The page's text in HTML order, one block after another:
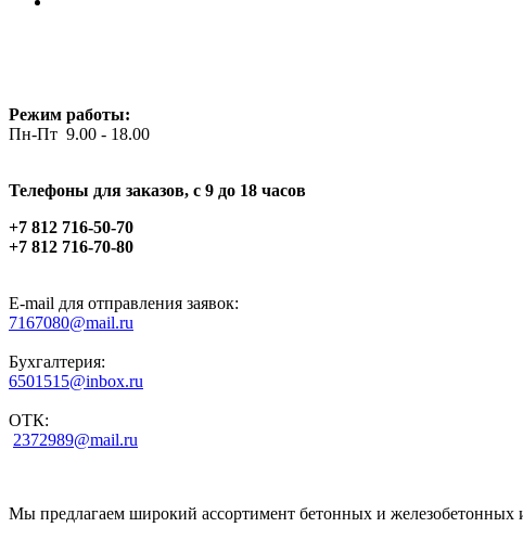
Режим работы:
Пн-Пт 9.00 - 18.00
Телефоны для заказов, c 9 до 18 часов
+7 812 716-50-70
+7 812 716-70-80
E-mail для отправления заявок:
7167080@mail.ru
Бухгалтерия:
6501515@inbox.ru
ОТК:
2372989@mail.ru
Мы предлагаем широкий ассортимент бетонных и железобетонных